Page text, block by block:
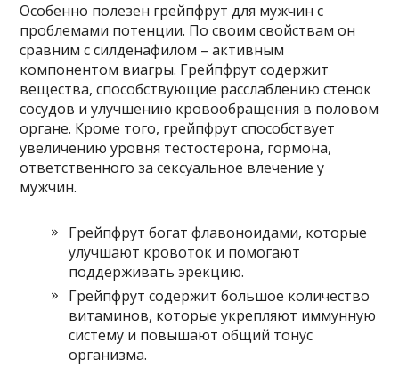
Особенно полезен грейпфрут для мужчин с
проблемами потенции. По своим свойствам он
сравним с силденафилом – активным
компонентом виагры. Грейпфрут содержит
вещества, способствующие расслаблению стенок
сосудов и улучшению кровообращения в половом
органе. Кроме того, грейпфрут способствует
увеличению уровня тестостерона, гормона,
ответственного за сексуальное влечение у
мужчин.
Грейпфрут богат флавоноидами, которые
улучшают кровоток и помогают
поддерживать эрекцию.
Грейпфрут содержит большое количество
витаминов, которые укрепляют иммунную
систему и повышают общий тонус
организма.